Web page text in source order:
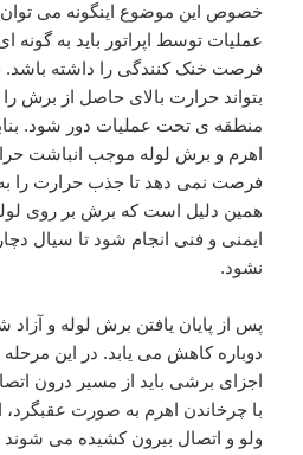
خصوص این موضوع اینگونه می توان
عملیات توسط اپراتور باید به گونه
فرصت خنک کنندگی را داشته باشد.
بتواند حرارت بالای حاصل از برش
منطقه ی تحت عملیات دور شود.
اهرم و برش لوله موجب انباشت
فرصت نمی دهد تا جذب حرارت را به
همین دلیل است که برش بر روی
ایمنی و فنی انجام شود تا سیال
نشود.
پس از پایان یافتن برش لوله و
دوباره کاهش می یابد. در این مرحله
اجزای برشی باید از مسیر درون
با چرخاندن اهرم به صورت عقبگرد،
ولو و اتصال بیرون کشیده می شوند